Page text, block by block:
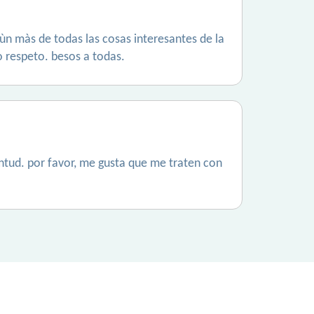
màs de todas las cosas interesantes de la
respeto. besos a todas.
por favor, me gusta que me traten con